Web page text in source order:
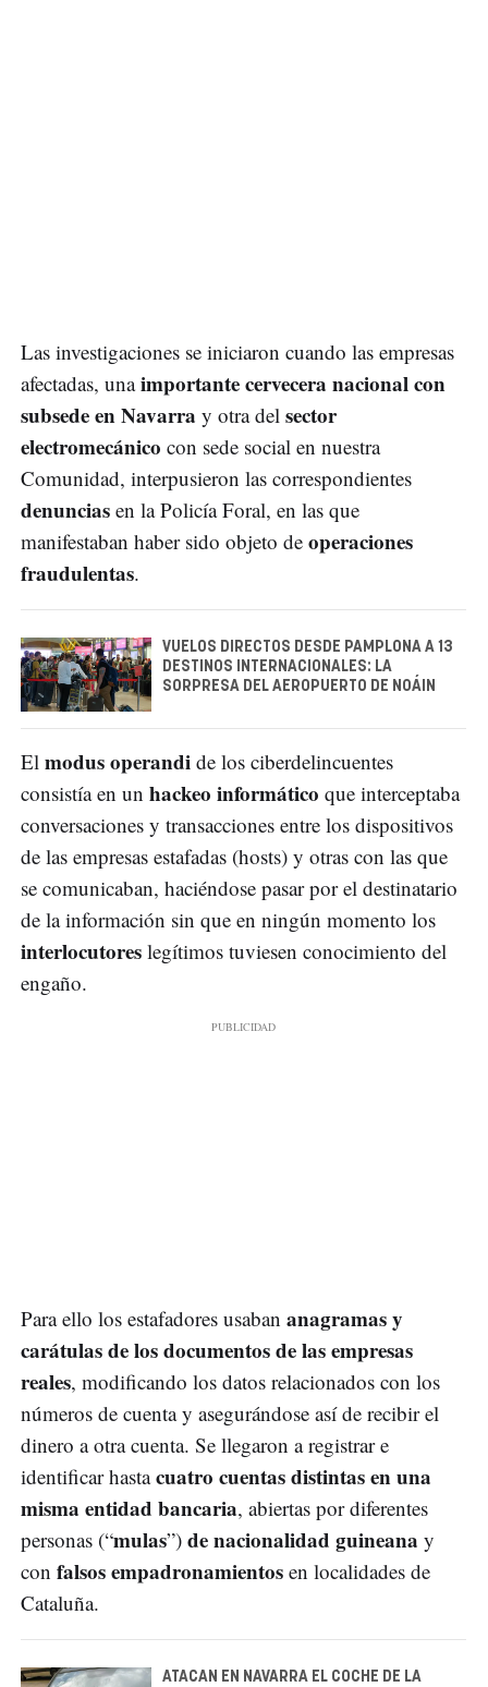
Las investigaciones se iniciaron cuando las empresas
afectadas, unaimportante cervecera nacional con
subsede en Navarra y otra del sector
electromecánico con sede social en nuestra
Comunidad, interpusieron las correspondientes
denuncias en la Policía Foral, en las que
manifestaban haber sido objeto de operaciones
fraudulentas.
VUELOS DIRECTOS DESDE PAMPLONA A 13
DESTINOS INTERNACIONALES: LA
SORPRESA DEL AEROPUERTO DE NOÁIN
El modus operandi de los ciberdelincuentes
consistía en un hackeo informático que interceptaba
conversaciones y transacciones entre los dispositivos
de las empresas estafadas (hosts) y otras con las que
se comunicaban, haciéndose pasar por el destinatario
de la información sin que en ningún momento los
interlocutores legítimos tuviesen conocimiento del
engaño.
Para ello los estafadores usaban anagramas y
carátulas de los documentos de las empresas
reales, modificando los datos relacionados con los
números de cuenta y asegurándose así de recibir el
dinero a otra cuenta. Se llegaron a registrar e
identificar hastacuatro cuentas distintas en una
misma entidad bancaria, abiertas por diferentes
personas (“mulas”) de nacionalidad guineana y
con falsos empadronamientos en localidades de
Cataluña.
ATACAN EN NAVARRA EL COCHE DE LA